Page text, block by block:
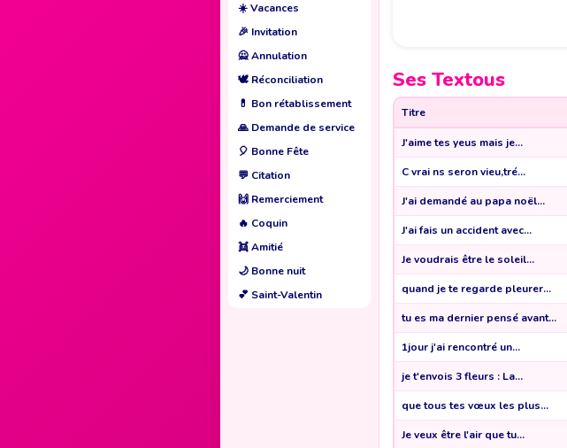
☀️Vacances
🎉 Invitation
🙅Annulation
🕊️ Réconciliation
💊 Bon rétablissement
🙏 Demande de service
🎈 Bonne Fête
💬 Citation
🙌 Remerciement
🔥 Coquin
👯Amitié
🌙 Bonne nuit
💕 Saint-Valentin
Ses Textous
Titre
J'aime tes yeus mais je...
C vrai ns seron vieu,tré...
J'ai demandé au papa noël...
J'ai fais un accident avec...
Je voudrais être le soleil...
quand je te regarde pleurer...
tu es ma dernier pensé avant...
1jour j'ai rencontré un...
je t'envois 3 fleurs : La...
que tous tes vœux les plus...
Je veux être l'air que tu...